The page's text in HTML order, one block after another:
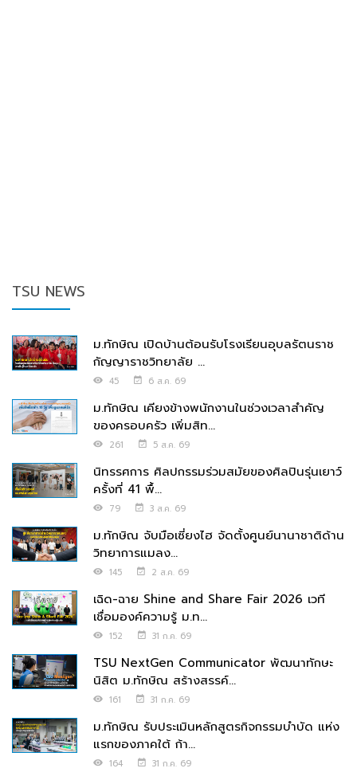
TSU NEWS
ม.ทักษิณ เปิดบ้านต้อนรับโรงเรียนอุบลรัตนราช
กัญญาราชวิทยาลัย ...
45 6 ส.ค. 69
ม.ทักษิณ เคียงข้างพนักงานในช่วงเวลาสำคัญ
ของครอบครัว เพิ่มสิท...
261 5 ส.ค. 69
นิทรรศการ ศิลปกรรมร่วมสมัยของศิลปินรุ่นเยาว์
ครั้งที่ 41 พื้...
79 3 ส.ค. 69
ม.ทักษิณ จับมือเซี่ยงไฮ จัดตั้งศูนย์นานาชาติด้าน
วิทยาการแมลง...
145 2 ส.ค. 69
เฉิด-ฉาย Shine and Share Fair 2026 เวที
เชื่อมองค์ความรู้ ม.ท...
152 31 ก.ค. 69
TSU NextGen Communicator พัฒนาทักษะ
นิสิต ม.ทักษิณ สร้างสรรค์...
161 31 ก.ค. 69
ม.ทักษิณ รับประเมินหลักสูตรกิจกรรมบำบัด แห่ง
แรกของภาคใต้ ก้า...
164 31 ก.ค. 69